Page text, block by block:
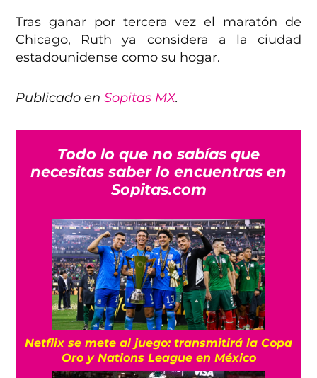
Tras ganar por tercera vez el maratón de
Chicago, Ruth ya considera a la ciudad
estadounidense como su hogar.
Publicado enSopitas MX.
Todo lo que no sabías que
necesitas saber lo encuentras en
Sopitas.com
Netflix se mete al juego: transmitirá la Copa
Oro y Nations League en México